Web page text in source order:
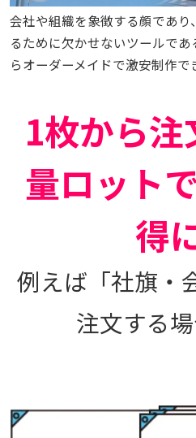
会社や組織を象徴する顔であり
るために欠かせないツールで
らオーダーメイドで激安制作で
1枚から
量ロット
得
例えば「社旗・
注文する